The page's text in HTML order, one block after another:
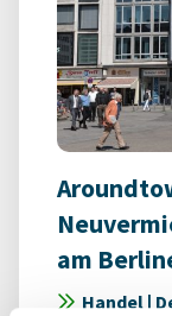
am
Handel |